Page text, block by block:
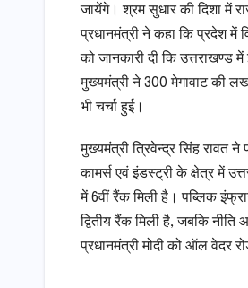
जायेंगे। श्रम सुधार की दिशा में
प्रधानमंत्री ने कहा कि प्रदेश में
को जानकारी दी कि
मुख्यमंत्री ने 300 मेगावाट की
भी चर्चा हुई।
मुख्यमंत्री त्रिवेन्द्र सिंह रावत ने
कामर्स एवं इंडस्ट्री के क्षेत्र में
में 6वीं रैंक मिली है। पब्लिक
द्वितीय रैंक मिली है, जबकि नीति
प्रधानमंत्री मोदी को ऑल वेदर